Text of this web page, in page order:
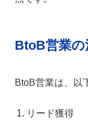
BtoB営業の
BtoB営業は、以
リード獲得